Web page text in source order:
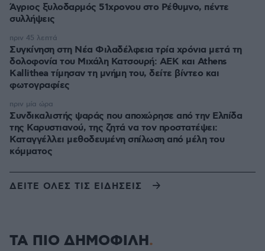
Άγριος ξυλοδαρμός 51χρονου στο Ρέθυμνο, πέντε
συλλήψεις
Συγκίνηση στη Νέα Φιλαδέλφεια τρία χρόνια μετά τη
δολοφονία του Μιχάλη Κατσουρή: ΑΕΚ και Athens
Kallithea τίμησαν τη μνήμη του, δείτε βίντεο και
φωτογραφίες
πριν 45 λεπτά
Συνδικαλιστής ψαράς που αποχώρησε από την Ελπίδα
της Καρυστιανού, της ζητά να τον προστατέψει:
Καταγγέλλει μεθοδευμένη σπίλωση από μέλη του
κόμματος
πριν μία ώρα
ΔΕΙΤΕ ΟΛΕΣ ΤΙΣ ΕΙΔΗΣΕΙΣ
ΤΑ ΠΙΟ ΔΗΜΟΦΙΛΗ